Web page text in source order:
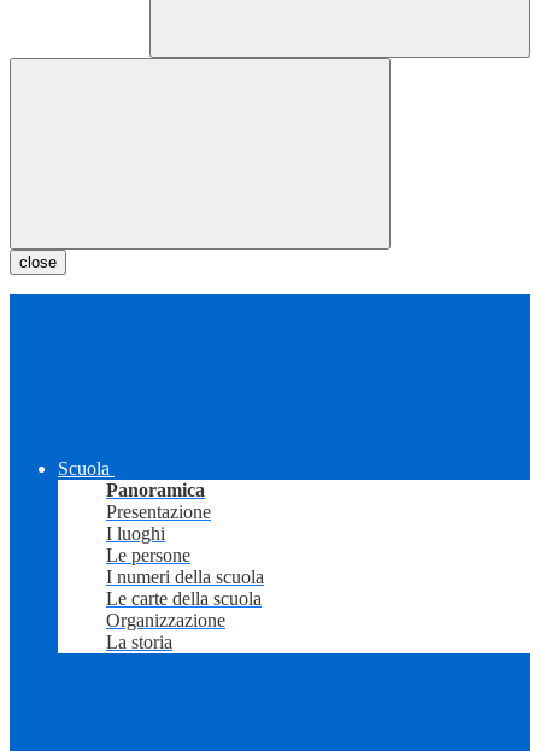
close
Scuola
Panoramica
Presentazione
I luoghi
Le persone
I numeri della scuola
Le carte della scuola
Organizzazione
La storia